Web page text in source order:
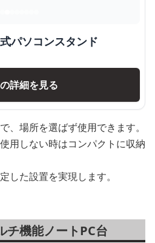
パソコンスタンド
詳細を見る
、場所を選ばず使用できます。
用しない時はコンパクトに収納
した設置を実現します。
チ機能ノートPC台